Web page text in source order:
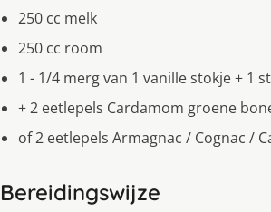
250 cc melk
250 cc room
1 - 1/4 merg van 1 vanille stokje + 1
+ 2 eetlepels Cardamom groene
of 2 eetlepels Armagnac / Cognac /
Bereidingswijze